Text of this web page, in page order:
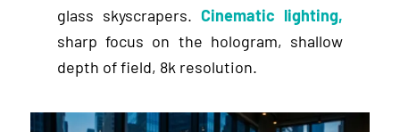
glass skyscrapers. Cinematic lighting,
sharp focus on the hologram, shallow
depth of field, 8k resolution.